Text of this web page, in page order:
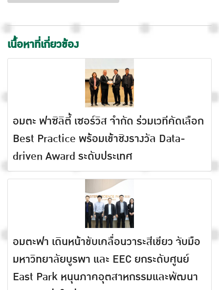
เนื้อหาที่เกี่ยวข้อง
อมตะ ฟาซิลิตี้ เซอร์วิส จำกัด ร่วมเวทีคัดเลือก
Best Practice พร้อมเข้าชิงรางวัล Data-
driven Award ระดับประเทศ
อมตะฟา เดินหน้าขับเคลื่อนวาระสีเขียว จับมือ
มหาวิทยาลัยบูรพา และ EEC ยกระดับศูนย์
East Park หนุนภาคอุตสาหกรรมและพัฒนา